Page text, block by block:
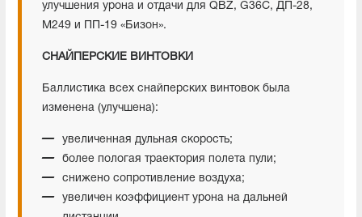
улучшения урона и отдачи для QBZ, G36C, ДП-28,
M249 и ПП-19 «Бизон».
СНАЙПЕРСКИЕ ВИНТОВКИ
Баллистика всех снайперских винтовок была
изменена (улучшена):
увеличенная дульная скорость;
более пологая траектория полета пули;
снижено сопротивление воздуха;
увеличен коэффициент урона на дальней